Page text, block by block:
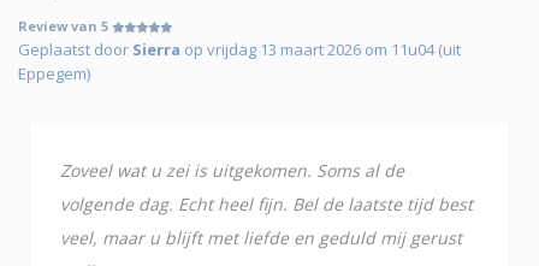
Review van 5
Geplaatst door Sierra op vrijdag 13 maart 2026 om 11u04 (uit
Eppegem)
Zoveel wat u zei is uitgekomen. Soms al de
volgende dag. Echt heel fijn. Bel de laatste tijd best
veel, maar u blijft met liefde en geduld mij gerust